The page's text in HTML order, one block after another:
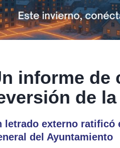
informe de
de
letrado externo ratificó
del Ayuntamiento